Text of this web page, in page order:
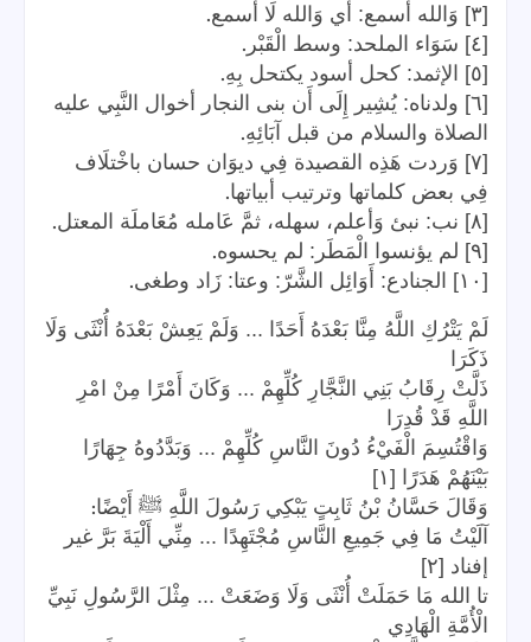
[٣] وَالله أسمع: أَي وَالله لَا أسمع .
[٤] سَوَاء الملحد: وسط الْقَبْر .
[٥] الإثمد: كحل أسود يكتحل بِهِ .
[٦] ولدناه: يُشِير إِلَى أَن بنى النجار أخوال النَّبِي عليه
الصلاة والسلام من قبل آبَائِهِ.
[٧] وَردت هَذِه القصيدة فِي ديوَان حسان باخْتلَاف
فِي بعض كلماتها وترتيب أبياتها.
[٨] نب: نبئ وَأعلم، سهله، ثمَّ عَامله مُعَاملَة المعتل .
[٩] لم يؤنسوا الْمَطَر: لم يحسوه .
[١٠] الجنادع: أَوَائِل الشَّرّ: وعتا: زَاد وطغى .
لَمْ يَتْرُكِ اللَّهُ مِنَّا بَعْدَهُ أَحَدًا ... وَلَمْ يَعِشْ بَعْدَهُ أُنْثَى وَلَا
ذَكَرَا
ذَلَّتْ رِقَابُ بَنِي النَّجَّارِ كُلِّهِمْ ... وَكَانَ أَمْرًا مِنْ امْرِ
اللَّهِ قَدْ قُدِرَا
وَاقْتُسِمَ الْفَيْءُ دُونَ النَّاسِ كُلِّهِمْ ... وَبَدَّدُوهُ جِهَارًا
بَيْنَهُمْ هَدَرًا [١]
وَقَالَ حَسَّانُ بْنُ ثَابِتٍ يَبْكِي رَسُولَ اللَّهِ ﷺ أَيْضًا:
آلَيْتُ مَا فِي جَمِيعِ النَّاسِ مُجْتَهِدًا ... مِنِّي أَلْيَةَ بَرَّ غير
إفناد [٢]
تا الله مَا حَمَلَتْ أُنْثَى وَلَا وَضَعَتْ ... مِثْلَ الرَّسُولِ نَبِيِّ
الْأُمَّةِ الْهَادِي